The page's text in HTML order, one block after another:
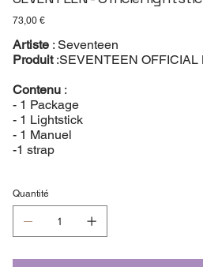
Prix
73,00 €
Artiste: Seventeen
Produit:SEVENTEEN OFFICIAL
Contenu:
- 1 Package
- 1 Lightstick
- 1 Manuel
-1 strap
Quantité